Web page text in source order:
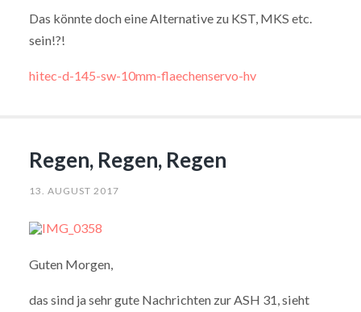
Das könnte doch eine Alternative zu KST, MKS etc.
sein!?!
hitec-d-145-sw-10mm-flaechenservo-hv
Regen, Regen, Regen
13. AUGUST 2017
Guten Morgen,
das sind ja sehr gute Nachrichten zur ASH 31, sieht